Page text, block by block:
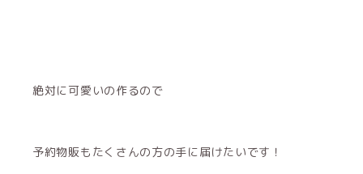
絶対に可愛いの作るので
予約物販もたくさんの方の手に届けたいです！